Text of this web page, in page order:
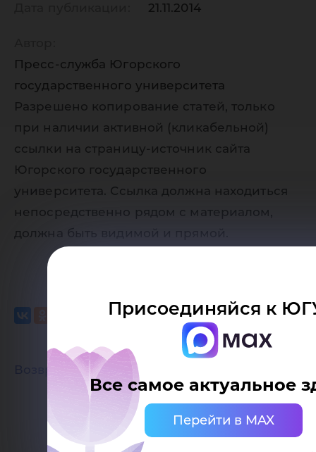
Присоединяйся к
Все самое актуальное
Перейти в MAX
21.11.2014
Пресс-служба Югорского
государственного университета
Разрешено копирование статей, только
при наличии активной (кликабельной)
ссылки на страницу-источник сайта
Югорского государственного
университета. Ссылка должна находиться
непосредственно рядом с материалом,
должна быть видимой и прямой.
Возврат к списку